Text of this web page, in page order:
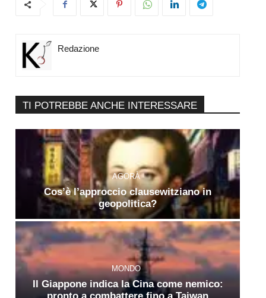
Redazione
TI POTREBBE ANCHE INTERESSARE
AGORÀ
Cos’è l’approccio clausewitziano in
geopolitica?
MONDO
Il Giappone indica la Cina come nemico: